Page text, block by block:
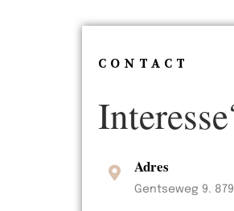
CONTACT
Adres
Gentseweg 9.